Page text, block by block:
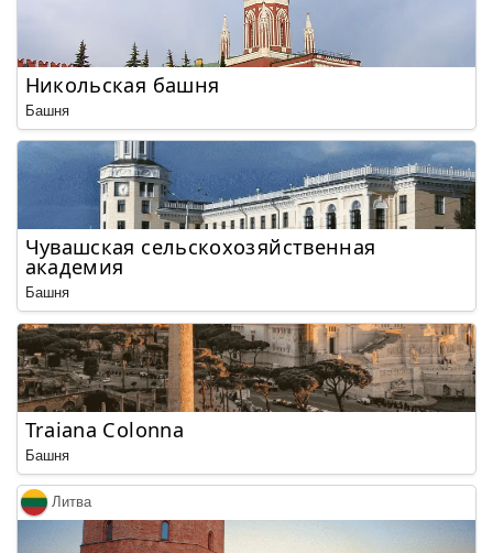
Никольская башня
Башня
Чувашская сельскохозяйственная
академия
Башня
Traiana Colonna
Башня
Литва